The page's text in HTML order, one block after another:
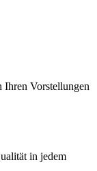
Ihren Vorstellungen
in jedem